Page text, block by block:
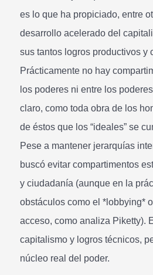
es lo que ha propiciado, entre
desarrollo acelerado del
sus tantos logros productivos y
Prácticamente no hay
los poderes ni entre los
claro, como toda obra de los
de éstos que los “ideales” se
Pese a mantener jerarquías
buscó evitar compartimentos
y ciudadanía (aunque en la
obstáculos como el *lobbying*
acceso, como analiza Piketty).
capitalismo y logros técnicos,
núcleo real del poder.